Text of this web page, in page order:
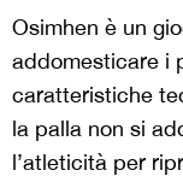
Osimhen è un
addomesticare i
caratteristiche
la palla non si
l’atleticità per